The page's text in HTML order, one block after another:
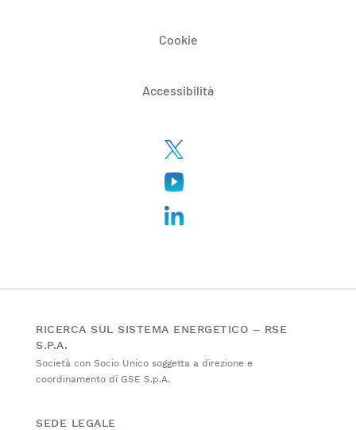
Cookie
Accessibilità
RICERCA SUL SISTEMA ENERGETICO – RSE
S.P.A.
Società con Socio Unico soggetta a direzione e
coordinamento di GSE S.p.A.
SEDE LEGALE